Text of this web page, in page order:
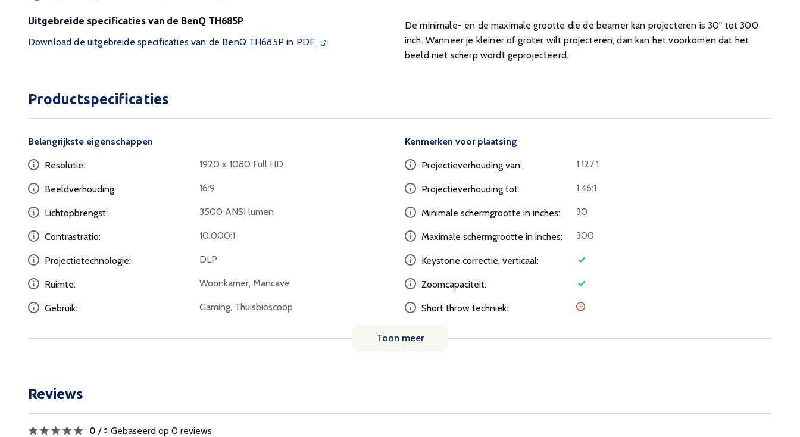
Uitgebreide specificaties van de BenQ TH685P
Download de uitgebreide specificaties van de BenQ TH685P in PDF
De minimale- en de maximale grootte die de beamer kan projecteren is 30" tot 300
inch. Wanneer je kleiner of groter wilt projecteren, dan kan het voorkomen dat het
beeld niet scherp wordt geprojecteerd.
Productspecificaties
Belangrijkste eigenschappen
Resolutie: 1920 x 1080 Full HD
Beeldverhouding: 16:9
Lichtopbrengst: 3500 ANSI lumen
Contrastratio: 10.000:1
Projectietechnologie: DLP
Ruimte: Woonkamer, Mancave
Gebruik: Gaming, Thuisbioscoop
Kenmerken voor plaatsing
Projectieverhouding van: 1.127:1
Projectieverhouding tot: 1.46:1
Minimale schermgrootte in inches: 30
Maximale schermgrootte in inches: 300
Keystone correctie, verticaal:
Zoomcapaciteit:
Short throw techniek:
Toon meer
Reviews
0 / 5 Gebaseerd op 0 reviews